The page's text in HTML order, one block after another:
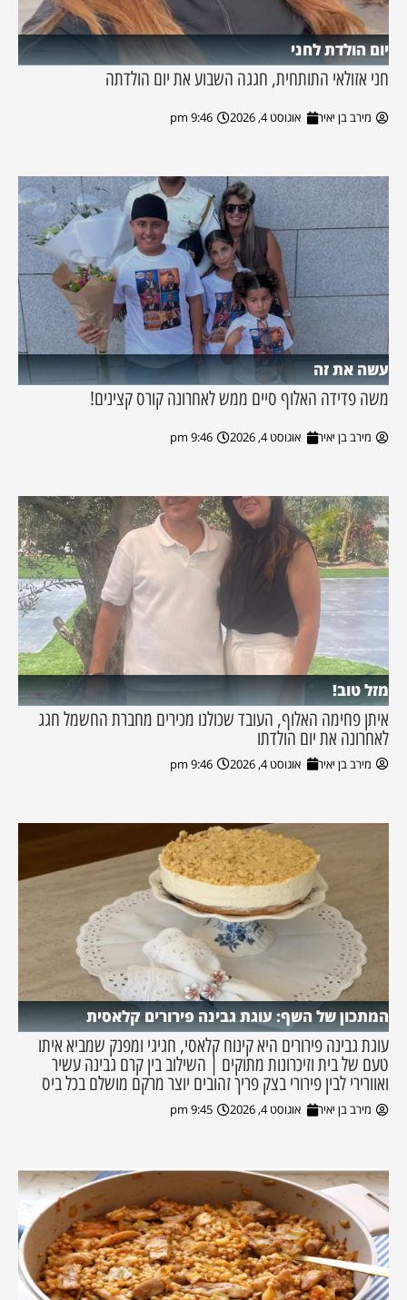
יום הולדת לחני
חני אזולאי התותחית, חגגה השבוע את יום הולדתה
מירב בן יאיר אוגוסט 4, 2026 9:46 pm
עשה את זה
משה פדידה האלוף סיים ממש לאחרונה קורס קצינים!
מירב בן יאיר אוגוסט 4, 2026 9:46 pm
מזל טוב!
איתן פחימה האלוף, העובד שכולנו מכירים מחברת החשמל חגג
לאחרונה את יום הולדתו
מירב בן יאיר אוגוסט 4, 2026 9:46 pm
המתכון של השף: עוגת גבינה פירורים קלאסית
עוגת גבינה פירורים היא קינוח קלאסי, חגיגי ומפנק שמביא איתו
טעם של בית וזיכרונות מתוקים | השילוב בין קרם גבינה עשיר
ואוורירי לבין פירורי בצק פריך זהובים יוצר מרקם מושלם בכל ביס
מירב בן יאיר אוגוסט 4, 2026 9:45 pm